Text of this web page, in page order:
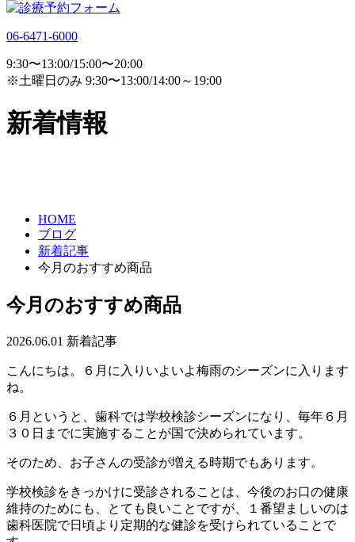
06-6471-6000
9:30〜13:00/15:00〜20:00
※土曜日のみ 9:30〜13:00/14:00～19:00
新着情報
HOME
ブログ
新着記事
今月のおすすめ商品
今月のおすすめ商品
2026.06.01 新着記事
こんにちは。６月に入りいよいよ梅雨のシーズンに入ります
ね。
６月というと、歯科では学校検診シーズンになり、毎年６月
３０日までに実施することが国で決められています。
そのため、お子さんの受診が増える時期でもあります。
学校検診をきっかけに受診されることは、今後のお口の健康
維持のためにも、とても良いことですが、１番望ましいのは
歯科医院で日頃より定期的な健診を受けられていることで